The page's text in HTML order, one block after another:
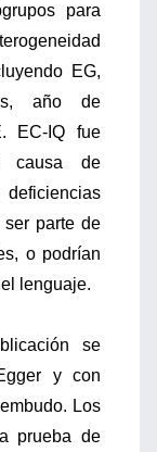
para
EG,
año de
EC-IQ fue
causa de
parte de
o podrían
lenguaje.
se
y con
Los
prueba de